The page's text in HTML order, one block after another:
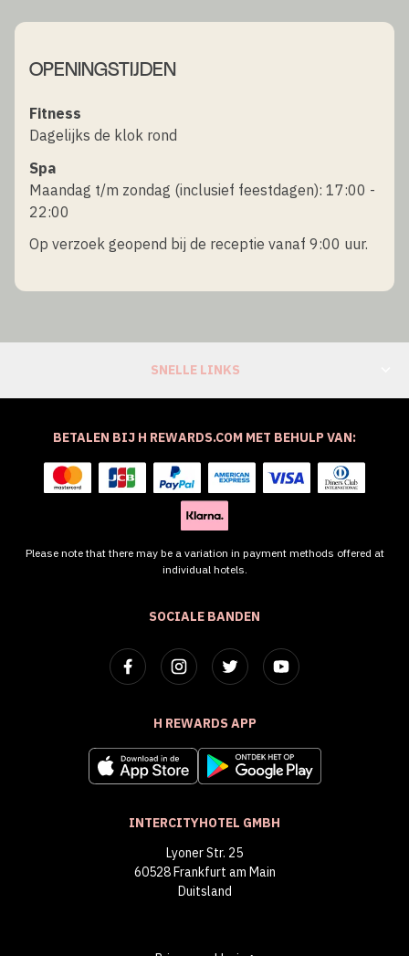
OPENINGSTIJDEN
Fitness
Dagelijks de klok rond
Spa
Maandag t/m zondag (inclusief feestdagen): 17:00 -
22:00
Op verzoek geopend bij de receptie vanaf 9:00 uur.
SNELLE LINKS
SOCIALE BANDEN
H REWARDS APP
INTERCITYHOTEL GMBH
Lyoner Str. 25
60528 Frankfurt am Main
Duitsland
BETALEN BIJ H REWARDS.COM MET BEHULP VAN:
Please note that there may be a variation in payment methods offered at
individual hotels.